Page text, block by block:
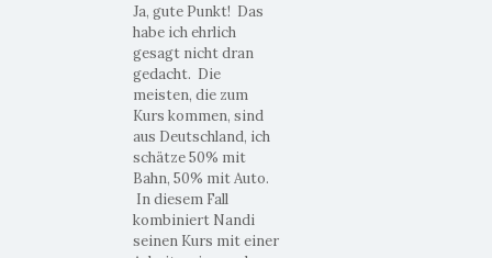
Ja, gute Punkt! Das
habe ich ehrlich
gesagt nicht dran
gedacht. Die
meisten, die zum
Kurs kommen, sind
aus Deutschland, ich
schätze 50% mit
Bahn, 50% mit Auto.
In diesem Fall
kombiniert Nandi
seinen Kurs mit einer